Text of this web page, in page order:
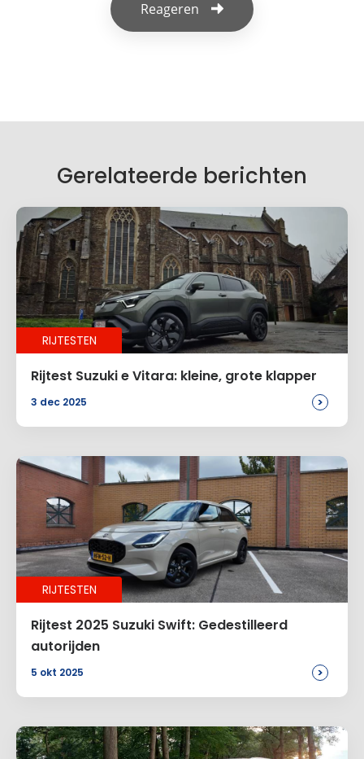
Reageren
Je e-mailadres wordt niet gepubliceerd.
Naam*
E-mail*
Voeg een reactie toe
Alternative:
Gerelateerde berichten
RIJTESTEN
Rijtest Suzuki e Vitara: kleine, grote klapper
3 dec 2025 >
RIJTESTEN
Rijtest 2025 Suzuki Swift: Gedestilleerd
autorijden
5 okt 2025 >